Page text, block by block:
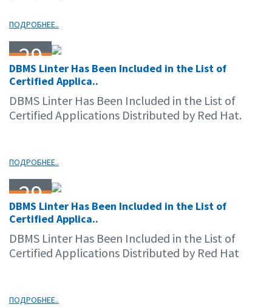
ПОДРОБНЕЕ..
29
03.07
DBMS Linter Has Been Included in the List of
Certified Applica..
DBMS Linter Has Been Included in the List of
Certified Applications Distributed by Red Hat.
ПОДРОБНЕЕ..
29
03.07
DBMS Linter Has Been Included in the List of
Certified Applica..
DBMS Linter Has Been Included in the List of
Certified Applications Distributed by Red Hat
ПОДРОБНЕЕ..